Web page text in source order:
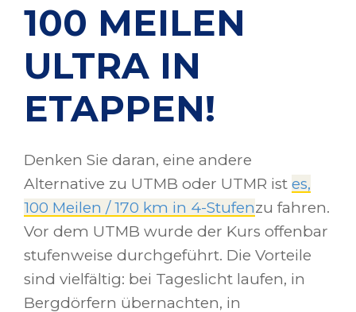
100 MEILEN
ULTRA IN
ETAPPEN!
Denken Sie daran, eine andere
Alternative zu UTMB oder UTMR ist es,
100 Meilen / 170 km in 4-Stufenzu fahren.
Vor dem UTMB wurde der Kurs offenbar
stufenweise durchgeführt. Die Vorteile
sind vielfältig: bei Tageslicht laufen, in
Bergdörfern übernachten, in